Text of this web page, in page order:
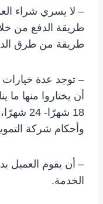
– لا يسري شراء
طريقة الدفع من
طريقة من طرق
– توجد عدة
18
وأحكام شركة
الخدمة.